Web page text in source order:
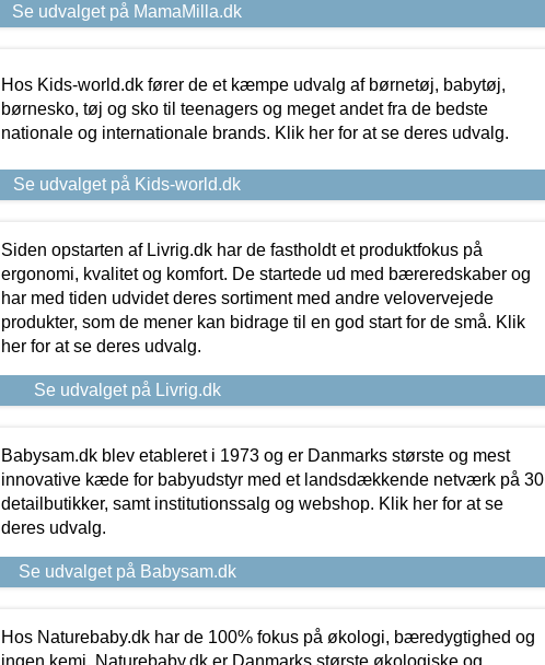
Se udvalget på MamaMilla.dk
Hos Kids-world.dk fører de et kæmpe udvalg af børnetøj, babytøj,
børnesko, tøj og sko til teenagers og meget andet fra de bedste
nationale og internationale brands. Klik her for at se deres udvalg.
Se udvalget på Kids-world.dk
Siden opstarten af Livrig.dk har de fastholdt et produktfokus på
ergonomi, kvalitet og komfort. De startede ud med bæreredskaber og
har med tiden udvidet deres sortiment med andre velovervejede
produkter, som de mener kan bidrage til en god start for de små. Klik
her for at se deres udvalg.
Se udvalget på Livrig.dk
Babysam.dk blev etableret i 1973 og er Danmarks største og mest
innovative kæde for babyudstyr med et landsdækkende netværk på 30
detailbutikker, samt institutionssalg og webshop. Klik her for at se
deres udvalg.
Se udvalget på Babysam.dk
Hos Naturebaby.dk har de 100% fokus på økologi, bæredygtighed og
ingen kemi. Naturebaby.dk er Danmarks største økologiske og